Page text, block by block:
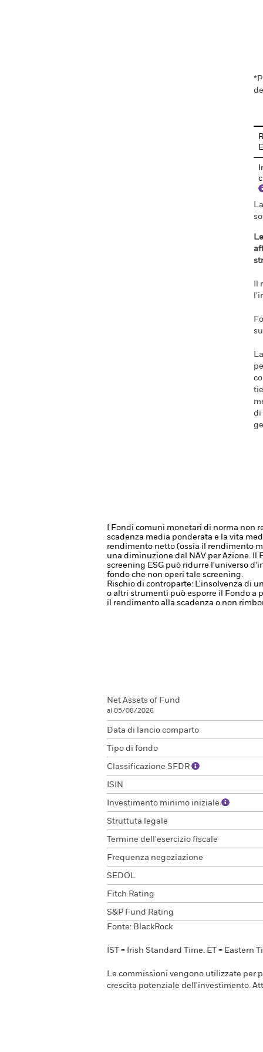
di
I Fondi comuni monetari di norma non
scadenza media ponderata e la vita
rendimento netto (ossia il rendimento
una diminuzione del NAV per Azione.
Il
screening ESG può ridurre l'universo
fondo che non operi tale screening.
Rischio di controparte: L'insolvenza di
o altri strumenti può esporre il Fondo a
il rendimento alla scadenza o non
Net Assets of Fund
al 05/08/2026
Data di lancio comparto
Tipo di fondo
Classificazione SFDR
ISIN
Investimento minimo iniziale
Struttuta legale
Termine dell'esercizio fiscale
Frequenza negoziazione
SEDOL
Fitch Rating
S&P Fund Rating
Fonte: BlackRock
IST = Irish Standard Time. ET = Eastern
Le commissioni vengono utilizzate per
crescita potenziale dell'investimento.